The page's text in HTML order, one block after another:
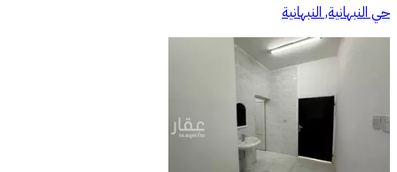
حي النبهانية, النبهانية